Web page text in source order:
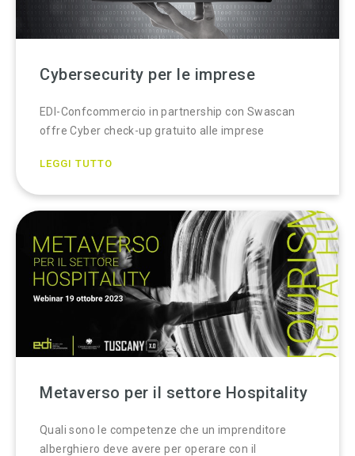
Cybersecurity per le imprese
EDI-Confcommercio in partnership con Swascan
offre Cyber check-up gratuito alle imprese
LEGGI TUTTO
Metaverso per il settore Hospitality
Quali sono le competenze che un imprenditore
alberghiero deve avere per operare con il